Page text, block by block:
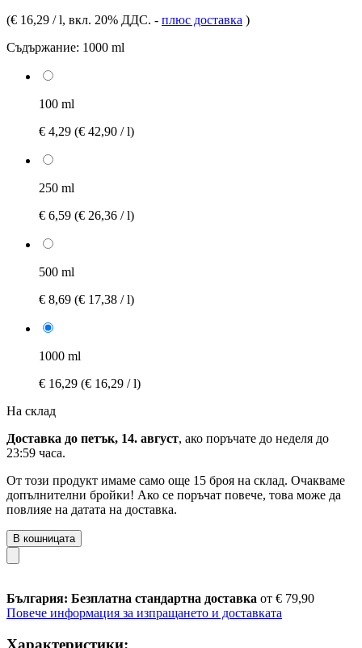
(€ 16,29 / l, вкл. 20% ДДС. - плюс доставка )
Съдържание: 1000 ml
100 ml
€ 4,29 (€ 42,90 / l)
250 ml
€ 6,59 (€ 26,36 / l)
500 ml
€ 8,69 (€ 17,38 / l)
1000 ml
€ 16,29 (€ 16,29 / l)
На склад
Доставка до петък, 14. август, ако поръчате до неделя до
23:59 часа.
От този продукт имаме само още 15 броя на склад. Очакваме
допълнителни бройки! Ако се поръчат повече, това може да
повлияе на датата на доставка.
В кошницата
България: Безплатна стандартна доставка от € 79,90
Повече информация за изпращането и доставката
Характеристики: